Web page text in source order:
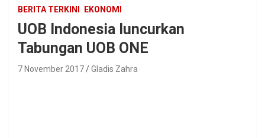
BERITA TERKINI EKONOMI
UOB Indonesia luncurkan
Tabungan UOB ONE
7 November 2017 Gladis Zahra